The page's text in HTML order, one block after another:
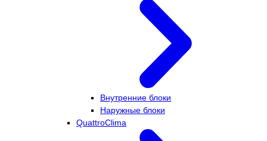
Внутренние блоки
Наружные блоки
QuattroClima